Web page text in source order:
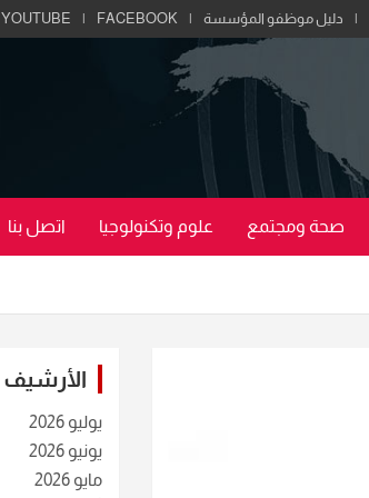
دليل موظفو المؤسسة FACEBOOK
YOUTUBE
صحة ومجتمع علوم وتكنولوجيا اتصل بنا
الأرشيف
يوليو 2026
يونيو 2026
مايو 2026